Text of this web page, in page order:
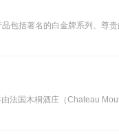
包括著名的白金牌系列、尊
法国木桐酒庄（Chateau